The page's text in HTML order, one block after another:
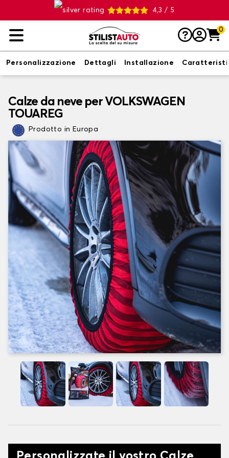
4,3 / 5
0
Personalizzazione Dettagli Installazione
Calze da neve per VOLKSWAGEN
TOUAREG
Prodotto in Europa